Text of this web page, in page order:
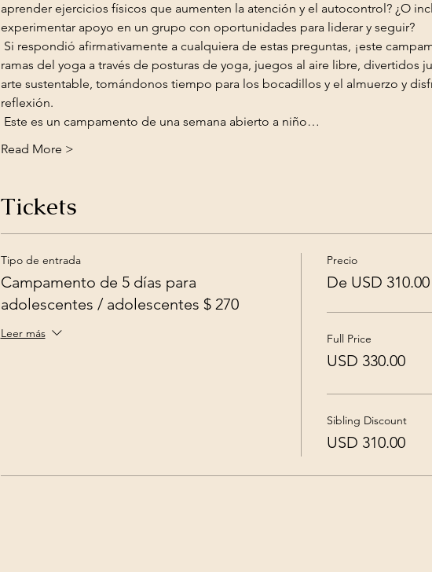
aprender ejercicios físicos que aumenten la atención y el autocontrol? ¿O
experimentar apoyo en un grupo con oportunidades para liderar y seguir?
ramas del yoga a través de posturas de yoga, juegos al aire libre, divertidos
arte sustentable, tomándonos tiempo para los bocadillos y el almuerzo y
reflexión.
Este es un campamento de una semana abierto a niño…
Read More >
Tickets
Tipo de entrada
Campamento de 5 días para
adolescentes / adolescentes $ 270
Leer más
Precio
De USD
Full Price
USD 330.00
Sibling Discount
USD 310.00